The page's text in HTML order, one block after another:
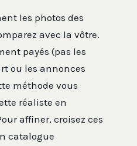
les photos des
avec la vôtre.
payés (pas les
ou les annonces
méthode vous
réaliste en
affiner, croisez ces
catalogue